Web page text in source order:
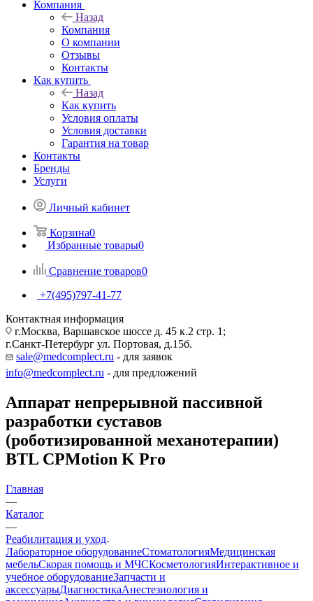
Компания
Назад
Компания
О компании
Отзывы
Контакты
Как купить
Назад
Как купить
Условия оплаты
Условия доставки
Гарантия на товар
Контакты
Бренды
Услуги
Личный кабинет
Корзина0
Избранные товары0
Сравнение товаров0
+7(495)797-41-77
Контактная информация
г.Москва, Варшавское шоссе д. 45 к.2 стр. 1;
г.Санкт-Петербург ул. Портовая, д.15б.
sale@medcomplect.ru - для заявок
info@medcomplect.ru - для предложений
Аппарат непрерывной пассивной
разработки суставов
(роботизированной механотерапии)
BTL CPMotion K Pro
Главная
—
Каталог
—
Реабилитация и уход
Лабораторное оборудованиеСтоматологияМедицинская
мебельСкорая помощь и МЧСКосметологияИнтерактивное и
учебное оборудованиеЗапчасти и
аксессуарыДиагностикаАнестезиология и